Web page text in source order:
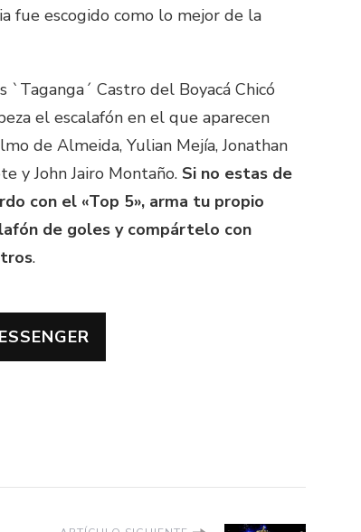
fue escogido como lo mejor de la
`Taganga´ Castro del Boyacá Chicó
el escalafón en el que aparecen
de Almeida, Yulian Mejía, Jonathan
y John Jairo Montaño. Si no estas de
con el «Top 5», arma tu propio
de goles y compártelo con
.